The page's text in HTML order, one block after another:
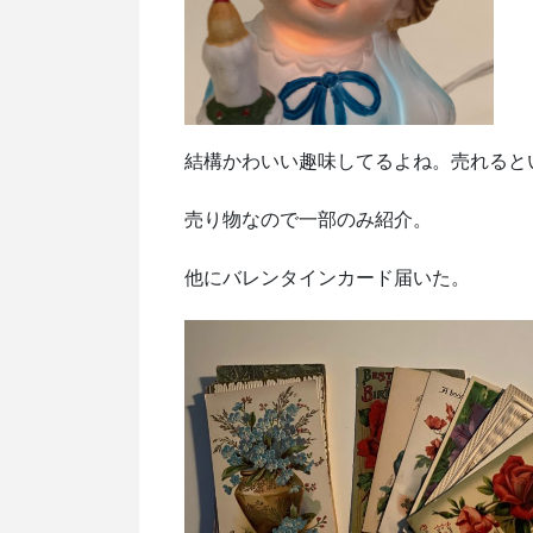
結構かわいい趣味してるよね。売れると
売り物なので一部のみ紹介。
他にバレンタインカード届いた。